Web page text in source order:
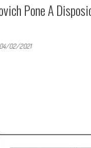
Pone A
04/02/2021